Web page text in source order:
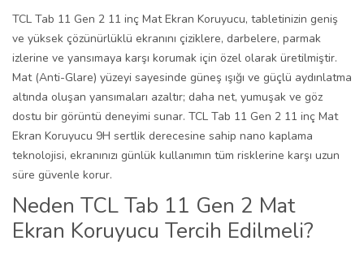
TCL Tab 11 Gen 2 11 inç Mat Ekran Koruyucu, tabletinizin geniş
ve yüksek çözünürlüklü ekranını çiziklere, darbelere, parmak
izlerine ve yansımaya karşı korumak için özel olarak üretilmiştir.
Mat (Anti-Glare) yüzeyi sayesinde güneş ışığı ve güçlü aydınlatma
altında oluşan yansımaları azaltır; daha net, yumuşak ve göz
dostu bir görüntü deneyimi sunar. TCL Tab 11 Gen 2 11 inç Mat
Ekran Koruyucu 9H sertlik derecesine sahip nano kaplama
teknolojisi, ekranınızı günlük kullanımın tüm risklerine karşı uzun
süre güvenle korur.
Neden TCL Tab 11 Gen 2 Mat
Ekran Koruyucu Tercih Edilmeli?